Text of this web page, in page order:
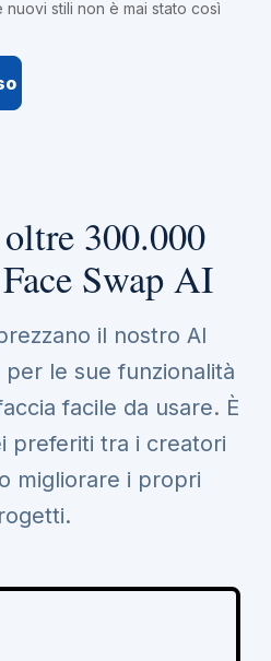
stili non è mai stato così
300.000
Swap AI
il nostro AI
le sue funzionalità
facile da usare. È
preferiti tra i creatori
migliorare i propri